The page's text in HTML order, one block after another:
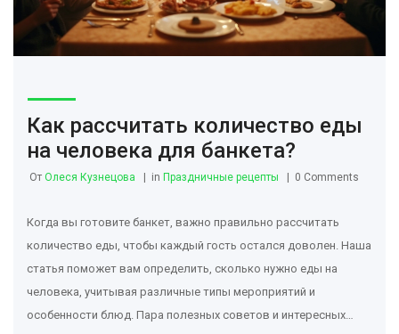
Как рассчитать количество еды
на человека для банкета?
От Олеся Кузнецова in Праздничные рецепты 0 Comments
Когда вы готовите банкет, важно правильно рассчитать
количество еды, чтобы каждый гость остался доволен. Наша
статья поможет вам определить, сколько нужно еды на
человека, учитывая различные типы мероприятий и
особенности блюд. Пара полезных советов и интересных